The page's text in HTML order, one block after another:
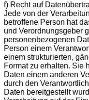
f) Recht auf
Jede von der
betroffene Person hat
und Verordnungsgeber
personenbezogenen
Person einem
einem strukturierten,
Format zu erhalten. Sie
Daten einem anderen
durch den
Daten bereitgestellt